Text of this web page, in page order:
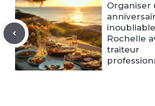
Organiser
Rochelle
traiteur